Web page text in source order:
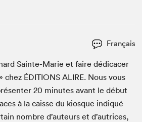
Français
Sainte-Marie et faire dédi­cac­er
chez ÉDI­TIONS ALIRE. Nous vous
20 min­utes avant le début
à la caisse du kiosque indiqué
nom­bre d’auteurs et d’autrices,